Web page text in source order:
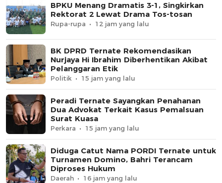
BPKU Menang Dramatis 3-1, Singkirkan
Rektorat 2 Lewat Drama Tos-tosan
Rupa-rupa 12 jam yang lalu
BK DPRD Ternate Rekomendasikan
Nurjaya Hi Ibrahim Diberhentikan Akibat
Pelanggaran Etik
Politik 15 jam yang lalu
Peradi Ternate Sayangkan Penahanan
Dua Advokat Terkait Kasus Pemalsuan
Surat Kuasa
Perkara 15 jam yang lalu
Diduga Catut Nama PORDI Ternate untuk
Turnamen Domino, Bahri Terancam
Diproses Hukum
Daerah 16 jam yang lalu